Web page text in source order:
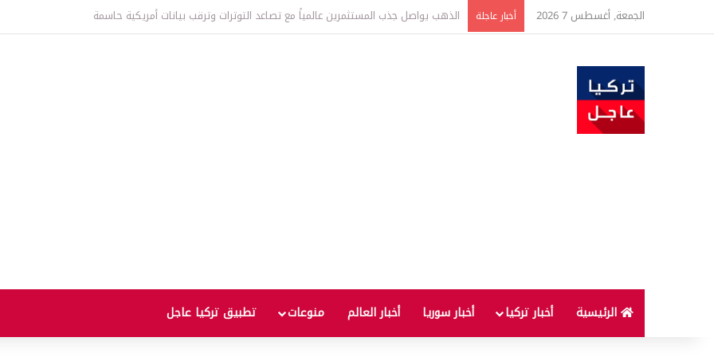
الجمعة, أغسطس 7 2026 أخبار عاجلة ارتفاع أسعار الغذاء العالمية إلى أعلى مستوى منذ ثلاث سنوات يثير مخاوف من موجة غلاء جديدة
الرئيسية أخبار تركيا أخبار سوريا أخبار العالم منوعات تطبيق تركيا عاجل